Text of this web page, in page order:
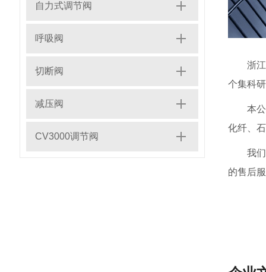
自力式调节阀
呼吸阀
切断阀
减压阀
CV3000调节阀
浙
个集科
本公司
化纤、
我们秉
的售后